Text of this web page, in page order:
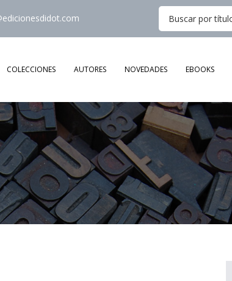
COLECCIONES AUTORES NOVEDADES EBOOKS